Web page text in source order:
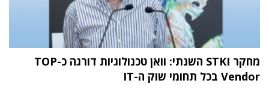
מחקר STKI השנתי: וואן טכנולוגיות דורגה כ-TOP
Vendor בכל תחומי שוק ה-IT